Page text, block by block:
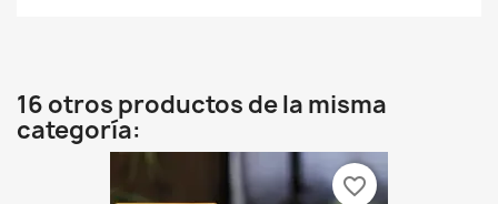
16 otros productos de la misma
categoría:
favorite_border